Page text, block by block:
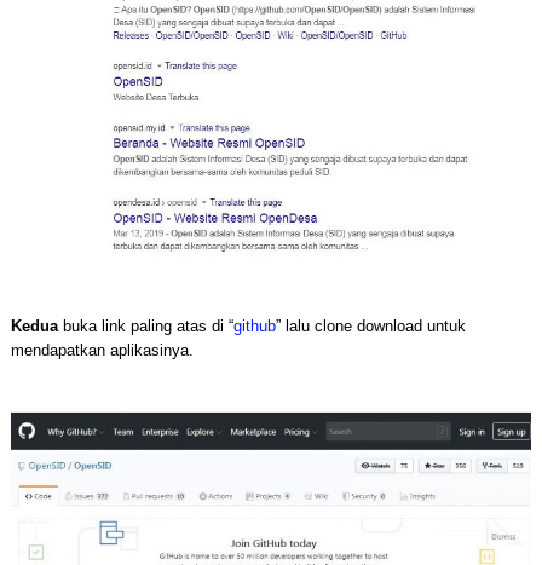
Keduabuka link paling atas di “github” lalu clone download untuk
mendapatkan aplikasinya.